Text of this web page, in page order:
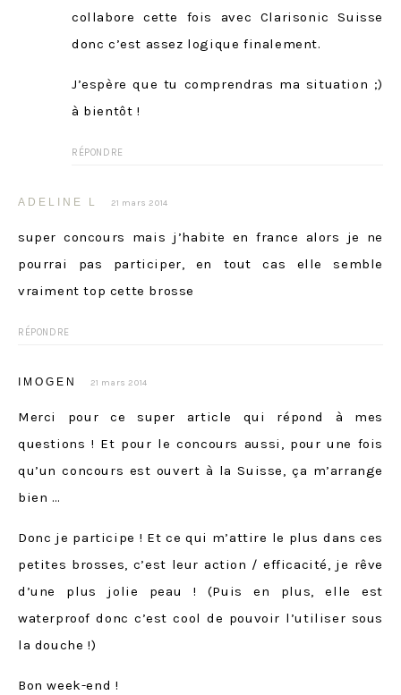
collabore cette fois avec Clarisonic Suisse
donc c’est assez logique finalement.
J’espère que tu comprendras ma situation ;)
à bientôt !
RÉPONDRE
ADELINE L 21 mars 2014
super concours mais j’habite en france alors je ne
pourrai pas participer, en tout cas elle semble
vraiment top cette brosse
RÉPONDRE
IMOGEN 21 mars 2014
Merci pour ce super article qui répond à mes
questions ! Et pour le concours aussi, pour une fois
qu’un concours est ouvert à la Suisse, ça m’arrange
bien …
Donc je participe ! Et ce qui m’attire le plus dans ces
petites brosses, c’est leur action / efficacité, je rêve
d’une plus jolie peau ! (Puis en plus, elle est
waterproof donc c’est cool de pouvoir l’utiliser sous
la douche !)
Bon week-end !